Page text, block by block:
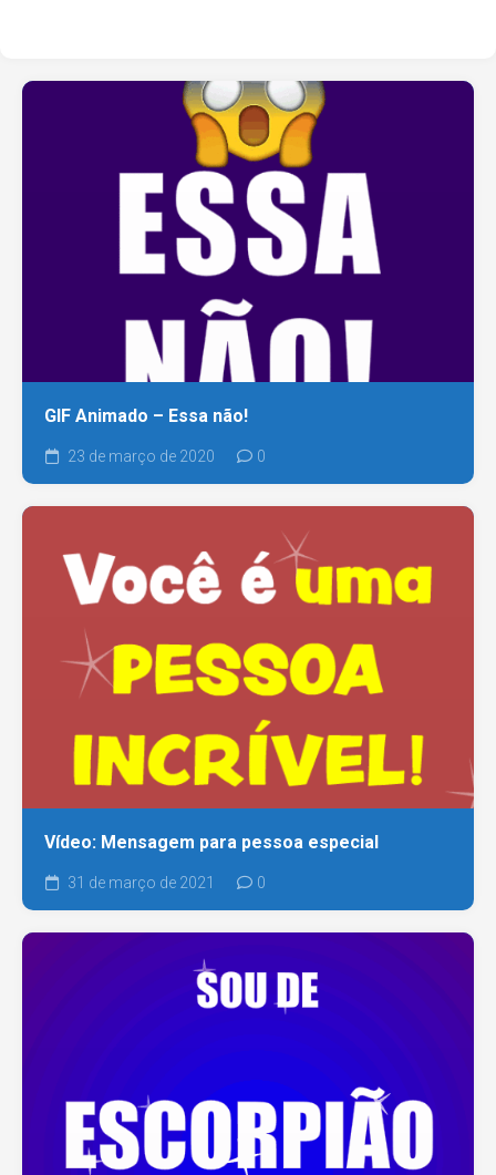
GIF Animado – Essa não!
23 de março de 2020 0
Vídeo: Mensagem para pessoa especial
31 de março de 2021 0